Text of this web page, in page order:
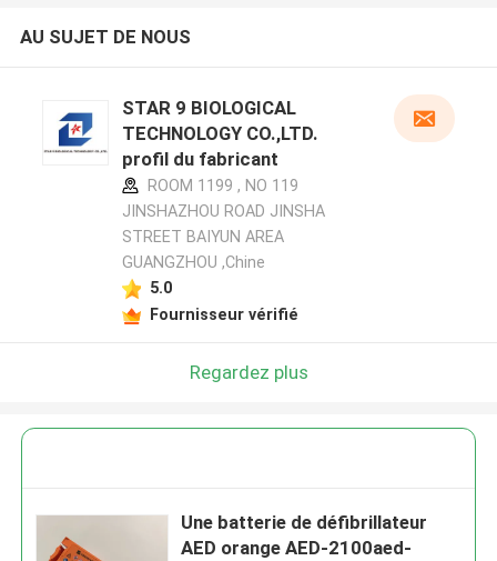
AU SUJET DE NOUS
STAR 9 BIOLOGICAL
TECHNOLOGY CO.,LTD.
profil du fabricant
ROOM 1199 , NO 119
JINSHAZHOU ROAD JINSHA
STREET BAIYUN AREA
GUANGZHOU ,Chine
5.0
Fournisseur vérifié
Regardez plus
Une batterie de défibrillateur
AED orange AED-2100aed-